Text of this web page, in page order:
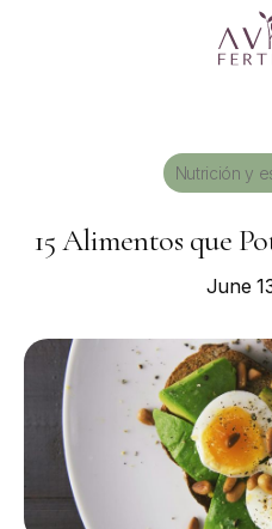
Nutrición y
15 Alimentos que
June